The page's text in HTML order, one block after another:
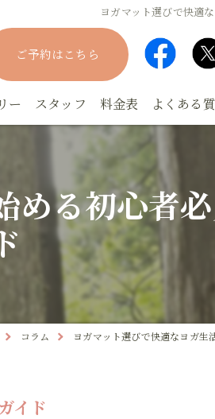
ヨガマット選びで快適
ご予約はこちら
ー スタッフ 料金表 よくある
める初心者
コラム ヨガマット選びで快適なヨガ生
イド